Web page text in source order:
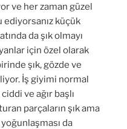
ve her zaman güzel
ediyorsanız küçük
da şık olmayı
için özel olarak
şık, gözde ve
İş giyimi normal
ve ağır başlı
parçaların şık ama
da